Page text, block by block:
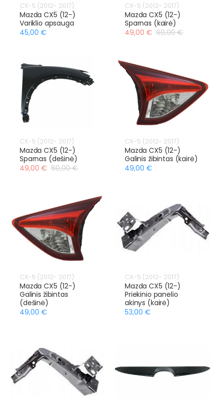
CX-5 (2012- 2017)
Mazda CX5 (12-)
Variklio apsauga
45,00 €
CX-5 (2012- 2017)
Mazda CX5 (12-)
Sparnas (kairė)
49,00 € 60,00 €
CX-5 (2012- 2017)
Mazda CX5 (12-)
Sparnas (dešinė)
49,00 € 60,00 €
CX-5 (2012- 2017)
Mazda CX5 (12-)
Galinis žibintas (kairė)
49,00 €
CX-5 (2012- 2017)
Mazda CX5 (12-)
Galinis žibintas
(dešinė)
49,00 €
CX-5 (2012- 2017)
Mazda CX5 (12-)
Priekinio panelio
akinys (kairė)
53,00 €